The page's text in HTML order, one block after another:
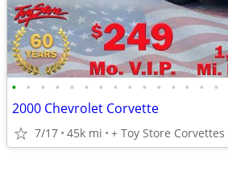
• • • • • • • • • • • • • • •
2000 Chevrolet Corvette
7/17 45k mi + Toy Store Corvettes